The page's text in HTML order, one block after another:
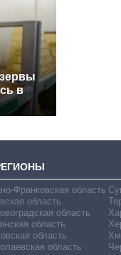
в
Франковская область
область
область
область
область
область